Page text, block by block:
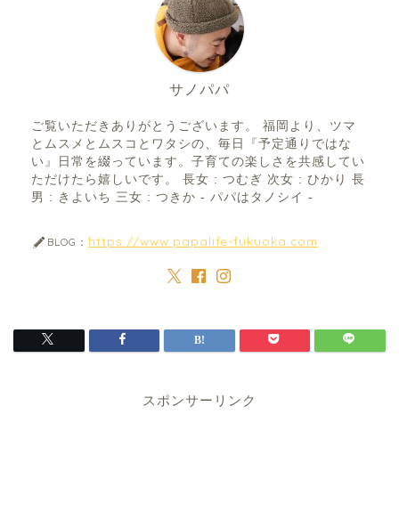
サノパパ
ご覧いただきありがとうございます。 福岡より、ツマ
とムスメとムスコとワタシの、毎日『予定通りではな
い』日常を綴っています。子育ての楽しさを共感してい
ただけたら嬉しいです。 長女 : つむぎ 次女 : ひかり 長
男 : きよいち 三女 : つきか - パパはタノシイ -
BLOG： https://www.papalife-fukuoka.com
スポンサーリンク